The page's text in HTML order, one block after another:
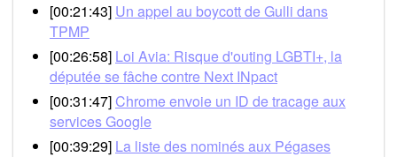
[00:21:43] Un appel au boycott de Gulli dans
TPMP
[00:26:58] Loi Avia: Risque d'outing LGBTI+, la
députée se fâche contre Next INpact
[00:31:47] Chrome envoie un ID de tracage aux
services Google
[00:39:29] La liste des nominés aux Pégases